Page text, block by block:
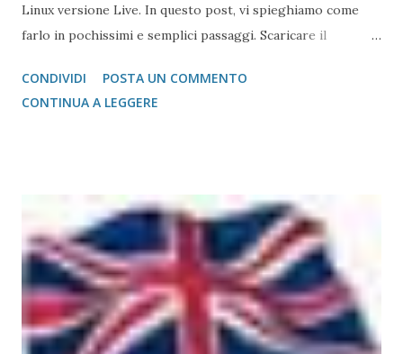
Linux versione Live. In questo post, vi spieghiamo come
farlo in pochissimi e semplici passaggi. Scaricare il
scaricarlo ) Far partire il programma Questo semplice
programmino, ci consente di scegliere quale release usare,
punto, se facciamo riavviare il PC e gli diciamo di usare
come boot la penna USB (sul Asus Eee PC 900 è il tasto
ESC) il sistema carichera Linux dalla Penna. Attenzione:
quando all'avvio ci viene posta la domanda Default , Help
OEM, scegliere Default ed aspettare il caricamento di
Ubuntu!!!
CONDIVIDI
POSTA UN COMMENTO
CONTINUA A LEGGERE